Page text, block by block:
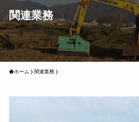
関連業務
ホーム 関連業務